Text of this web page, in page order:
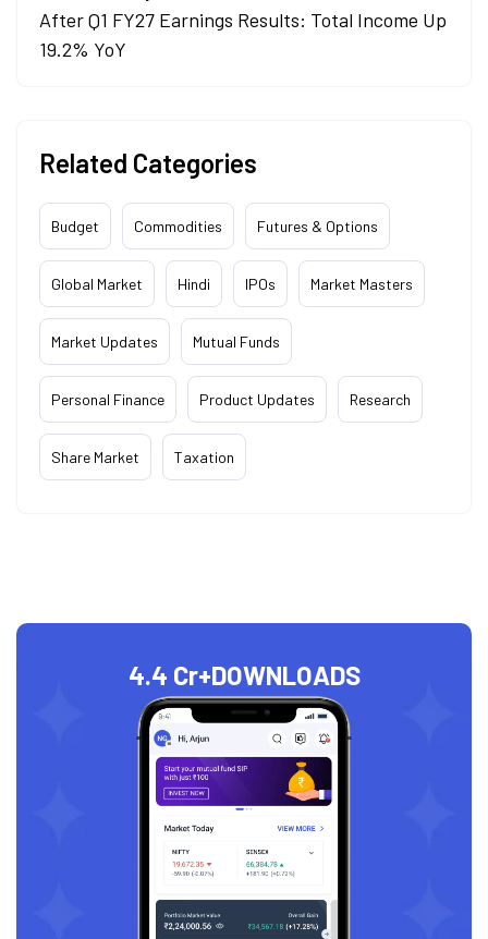
After Q1 FY27 Earnings Results: Total Income Up
19.2% YoY
Related Categories
Budget Commodities Futures & Options
Global Market Hindi IPOs Market Masters
Market Updates Mutual Funds
Personal Finance Product Updates Research
Share Market Taxation
4.4 Cr+DOWNLOADS